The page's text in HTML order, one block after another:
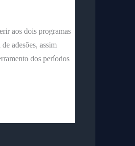
aos dois programas
adesões, assim
dos períodos